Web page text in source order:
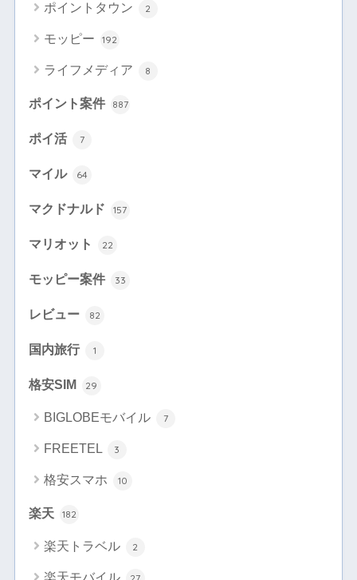
ポイントタウン 2
モッピー 192
ライフメディア 8
ポイント案件 887
ポイ活 7
マイル 64
マクドナルド 157
マリオット 22
モッピー案件 33
レビュー 82
国内旅行 1
格安SIM 29
BIGLOBEモバイル 7
FREETEL 3
格安スマホ 10
楽天 182
楽天トラベル 2